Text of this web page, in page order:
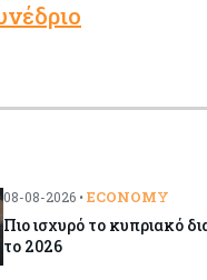
08-08-2026 • ECONOMY
Πιο ισχυρό το κυπριακό
το 2026